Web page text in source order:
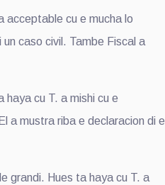
acceptable cu e mucha lo
caso civil. Tambe Fiscal a
haya cu T. a mishi cu e
a mustra riba e declaracion di e
grandi. Hues ta haya cu T. a